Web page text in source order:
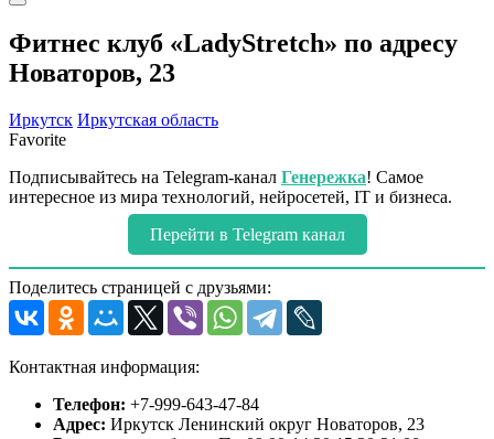
Фитнес клуб «LadyStretch» по адресу
Новаторов, 23
Иркутск Иркутская область
Favorite
Подписывайтесь на Telegram-канал Генережка! Самое
интересное из мира технологий, нейросетей, IT и бизнеса.
Перейти в Telegram канал
Поделитесь страницей с друзьями:
Контактная информация:
Телефон: +7-999-643-47-84
Адрес: Иркутск Ленинский округ Новаторов, 23